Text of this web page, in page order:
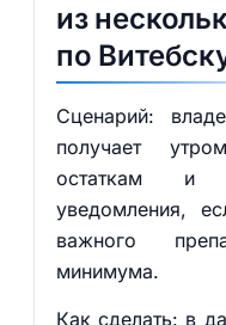
из
по
Сценарий:
получает
остаткам и
уведомления,
важного
минимума.
Как сделать: в